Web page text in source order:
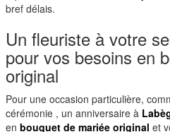
bref délais.
Un fleuriste à votre
pour vos besoins en
original
Pour une occasion particulière,
cérémonie , un anniversaire à
en bouquet de mariée original et